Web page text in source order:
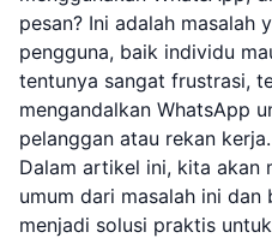
pesan? Ini adalah masalah
pengguna, baik individu
tentunya sangat frustrasi,
mengandalkan WhatsApp
pelanggan atau rekan
Dalam artikel ini, kita akan
umum dari masalah ini
menjadi solusi praktis